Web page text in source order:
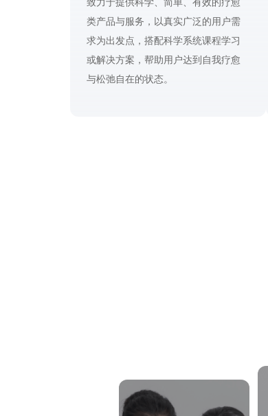
致力于提供科学、简单、有效的疗愈
类产品与服务，以真实广泛的用户需
求为出发点，搭配科学系统课程学习
或解决方案，帮助用户达到自我疗愈
与松弛自在的状态。